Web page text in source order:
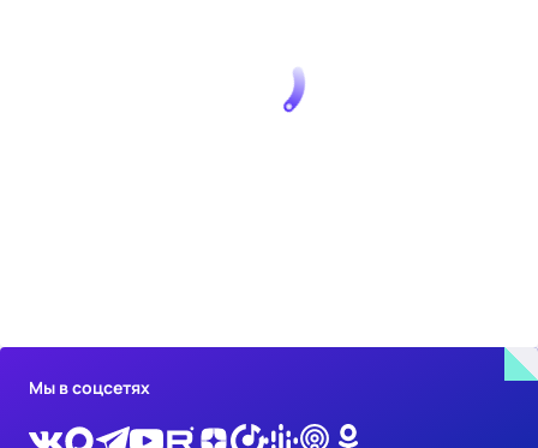
Мы в соцсетях